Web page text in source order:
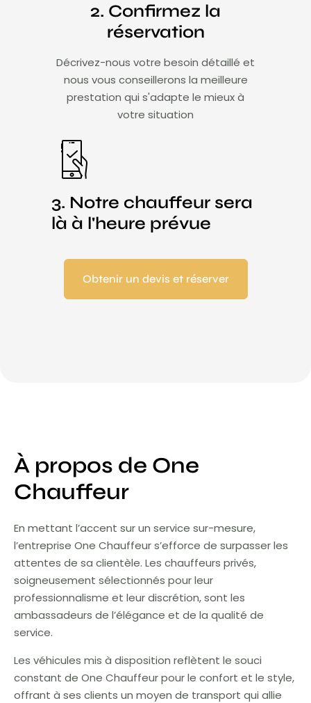
2. Confirmez la
réservation
Décrivez-nous votre besoin détaillé et
nous vous conseillerons la meilleure
prestation qui s'adapte le mieux à
votre situation​
3. Notre chauffeur sera
là à l'heure prévue
Obtenir un devis et réserver
À propos de One
Chauffeur
En mettant l’accent sur un service sur-mesure,
l’entreprise One Chauffeur s’efforce de surpasser les
attentes de sa clientèle. Les chauffeurs privés,
soigneusement sélectionnés pour leur
professionnalisme et leur discrétion, sont les
ambassadeurs de l’élégance et de la qualité de
service.
Les véhicules mis à disposition reflètent le souci
constant de One Chauffeur pour le confort et le style,
offrant à ses clients un moyen de transport qui allie